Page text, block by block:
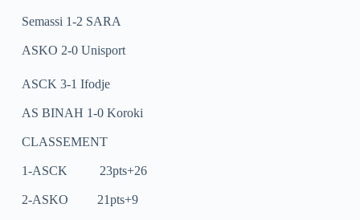
Semassi 1-2 SARA
ASKO 2-0 Unisport
ASCK 3-1 Ifodje
AS BINAH 1-0 Koroki
CLASSEMENT
1-ASCK 23pts+26
2-ASKO 21pts+9